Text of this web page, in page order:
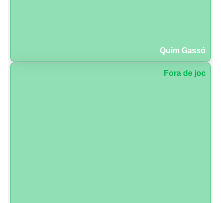
Quim Gassó
Fora de joc